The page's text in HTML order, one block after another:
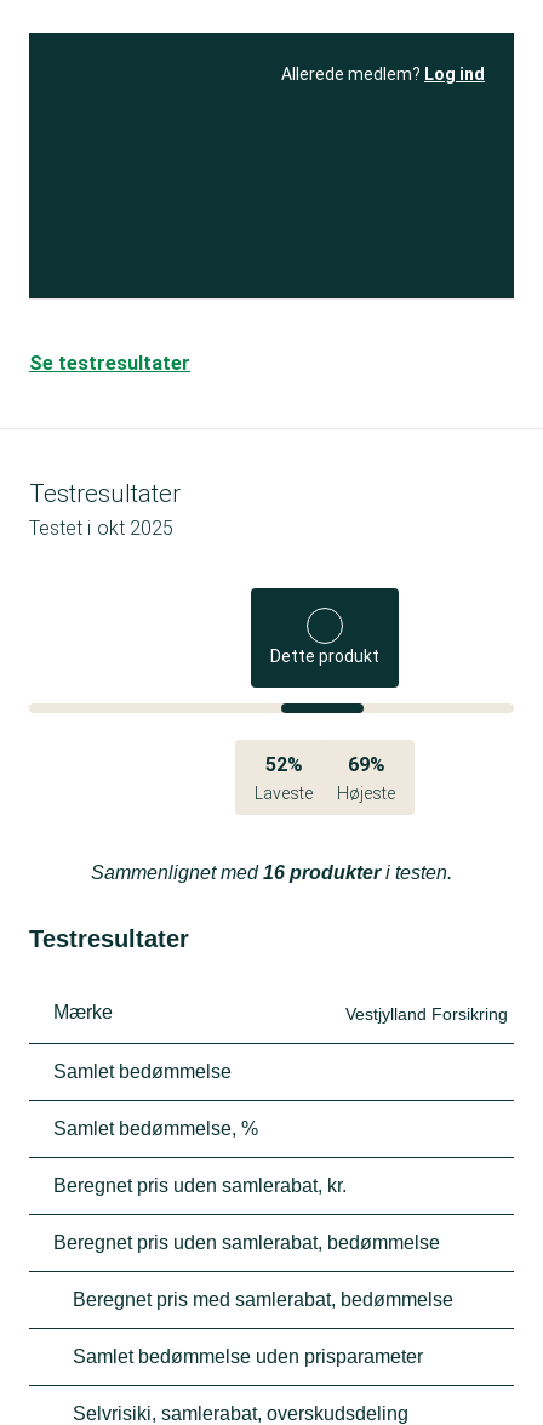
Allerede medlem? Log ind
Se testresultater
Testresultater
Testet i okt 2025
Dette produkt
52%
Laveste
69%
Højeste
Sammenlignet med16 produkteri testen.
Testresultater
Mærke Vestjylland Forsikring
Samlet bedømmelse
Samlet bedømmelse, %
Beregnet pris uden samlerabat, kr.
Beregnet pris uden samlerabat, bedømmelse
Beregnet pris med samlerabat, bedømmelse
Samlet bedømmelse uden prisparameter
Selvrisiki, samlerabat, overskudsdeling